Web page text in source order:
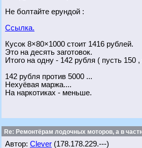
Не болтайте ерундой :
Ссылка.
Кусок 8×80×1000 стоит 1416 рублей.
Это на десять заготовок.
Итого на одну - 142 рубля ( пусть 150
142 рубля против 5000 ...
Нехуёвая маржа....
На наркотиках - меньше.
Re: Ремонтёрам лодочных моторов, а в
Автор: Clever (178.178.229.---)